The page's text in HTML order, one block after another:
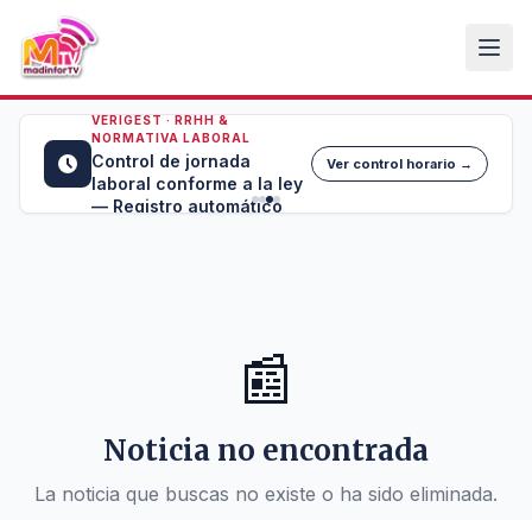
VERIGEST · RRHH &
NORMATIVA LABORAL
Control de jornada
laboral conforme a la ley
— Registro automático
Ver control horario →
📰
Noticia no encontrada
La noticia que buscas no existe o ha sido eliminada.